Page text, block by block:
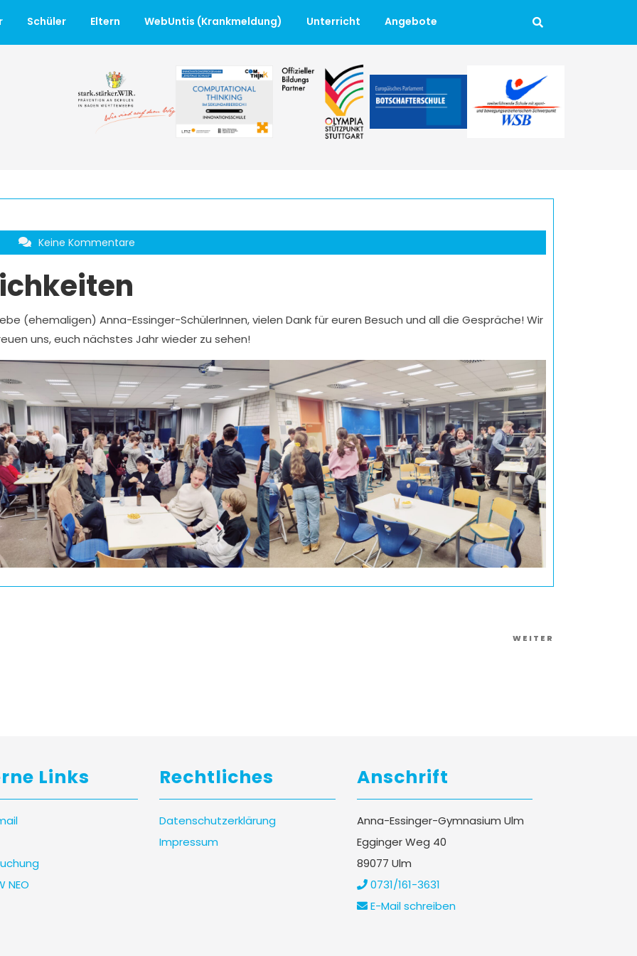
Schüler Eltern WebUntis (Krankmeldung) Unterricht Angebote
Keine Kommentare
(ehemaligen) Anna-Essinger-SchülerInnen, vielen Dank für euren Besuch und all die Gespräche! Wir
uns, euch nächstes Jahr wieder zu sehen!
WEITER
Links
NEO
Rechtliches
Datenschutzerklärung
Impressum
Anschrift
Anna-Essinger-Gymnasium Ulm
Egginger Weg 40
89077 Ulm
0731/161-3631
E-Mail schreiben